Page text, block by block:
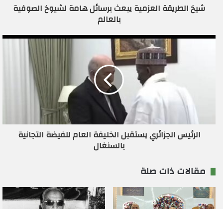
وشيخ الطريقة العزمية يبعث برسائل هامة لشيوخ الصوفية
بالعالم
الرئيس الجزائري يستقبل الخليفة العام للفيضة التجانية
بالسنغال
مقالات ذات صلة